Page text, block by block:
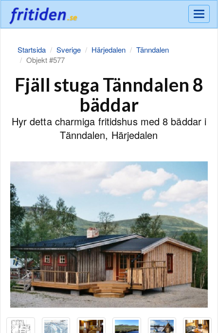
Meny
Startsida Sverige Härjedalen
Tänndalen
Objekt #577
Fjäll stuga Tänndalen 8
bäddar
Hyr detta charmiga fritidshus med 8 bäddar i
Tänndalen, Härjedalen